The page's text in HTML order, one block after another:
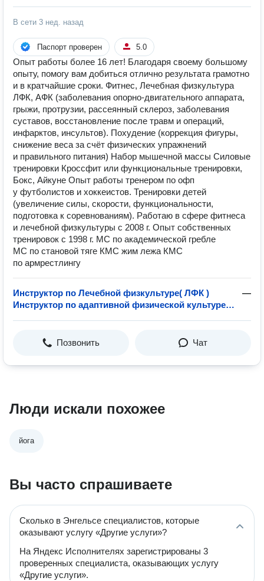
В сети 3 нед. назад
Паспорт проверен 5.0
Опыт работы более 16 лет! Благодаря своему большому
опыту, помогу вам добиться отлично результата грамотно
и в кратчайшие сроки. Фитнес, Лечебная физкультура
ЛФК, АФК (заболевания опорно-двигательного аппарата,
грыжи, протрузии, рассеянный склероз, заболевания
суставов, восстановление после травм и операций,
инфарктов, инсультов). Похудение (коррекция фигуры,
снижение веса за счёт физических упражнений
и правильного питания) Набор мышечной массы Силовые
тренировки Кроссфит или функциональные тренировки,
Бокс, Айкуне Опыт работы тренером по офп
у футболистов и хоккеистов. Тренировки детей
(увеличение силы, скорости, функциональности,
подготовка к соревнованиям). Работаю в сфере фитнеса
и лечебной физкультуры с 2008 г. Опыт собственных
тренировок с 1998 г. МС по академической гребле
МС по становой тяге КМС жим лежа КМС
по армрестлингу
Инструктор по Лечебной физкультуре( ЛФК )
Инструктор по адаптивной физической культуре (
—
Позвонить Чат
Люди искали похожее
йога
Вы часто спрашиваете
Сколько в Энгельсе специалистов, которые
оказывают услугу «Другие услуги»?
На Яндекс Исполнителях зарегистрированы 3
проверенных специалиста, оказывающих услугу
«Другие услуги».